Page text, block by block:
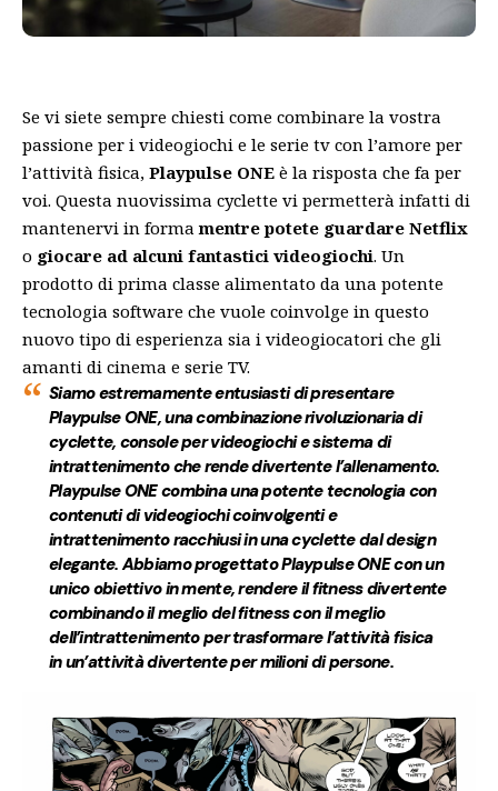
Se vi siete sempre chiesti come combinare la vostra
passione per i videogiochi e le serie tv con l’amore per
l’attività fisica, Playpulse ONE è la risposta che fa per
voi. Questa nuovissima cyclette vi permetterà infatti di
mantenervi in formamentre potete guardare Netflix
o giocare ad alcuni fantastici videogiochi. Un
prodotto di prima classe alimentato da una potente
tecnologia software che vuole coinvolge in questo
nuovo tipo di esperienza sia i videogiocatori che gli
amanti di cinema e serie TV.
Siamo estremamente entusiasti di presentare
Playpulse ONE, una combinazione rivoluzionaria di
cyclette, console per videogiochi e sistema di
intrattenimento che rende divertente l’allenamento.
Playpulse ONE combina una potente tecnologia con
contenuti di videogiochi coinvolgenti e
intrattenimento racchiusi in una cyclette dal design
elegante.Abbiamo progettato Playpulse ONE con un
unico obiettivo in mente, rendere il fitness divertente
combinando il meglio del fitness con il meglio
dell’intrattenimento per trasformare l’attività fisica
in un’attività divertente per milioni di persone.